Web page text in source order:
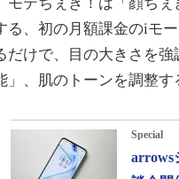
る、初の月額課金のiモ
だけで、目の大きさを
」、肌のトーンを調整す
Special
arrows